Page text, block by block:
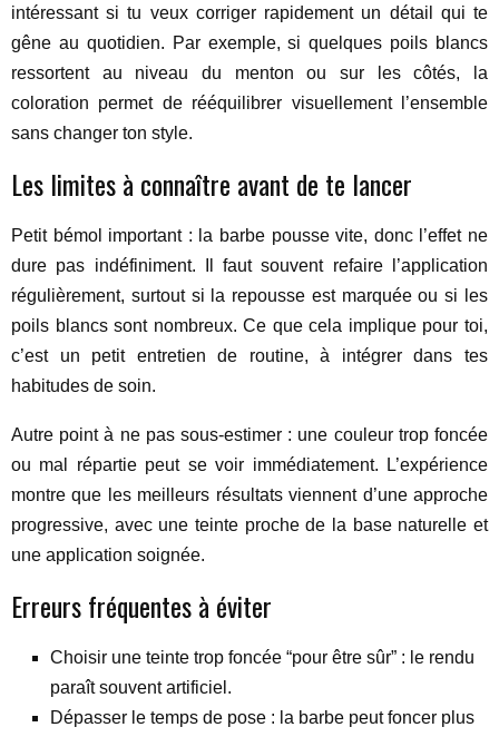
intéressant si tu veux corriger rapidement un détail qui te
gêne au quotidien. Par exemple, si quelques poils blancs
ressortent au niveau du menton ou sur les côtés, la
coloration permet de rééquilibrer visuellement l’ensemble
sans changer ton style.
Les limites à connaître avant de te lancer
Petit bémol important : la barbe pousse vite, donc l’effet ne
dure pas indéfiniment. Il faut souvent refaire l’application
régulièrement, surtout si la repousse est marquée ou si les
poils blancs sont nombreux. Ce que cela implique pour toi,
c’est un petit entretien de routine, à intégrer dans tes
habitudes de soin.
Autre point à ne pas sous-estimer : une couleur trop foncée
ou mal répartie peut se voir immédiatement. L’expérience
montre que les meilleurs résultats viennent d’une approche
progressive, avec une teinte proche de la base naturelle et
une application soignée.
Erreurs fréquentes à éviter
Choisir une teinte trop foncée “pour être sûr” : le rendu
paraît souvent artificiel.
Dépasser le temps de pose : la barbe peut foncer plus